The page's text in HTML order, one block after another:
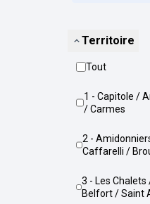
Territoire
Tout
1 - Capitole / Arnaud Bernard
/ Carmes
2 - Amidonniers / Compans-
Caffarelli /
3 - Les Chalets / Bayard /
Belfort / Saint